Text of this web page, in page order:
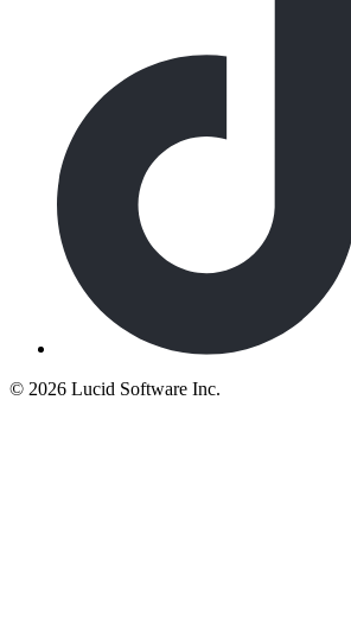
© 2026 Lucid Software Inc.